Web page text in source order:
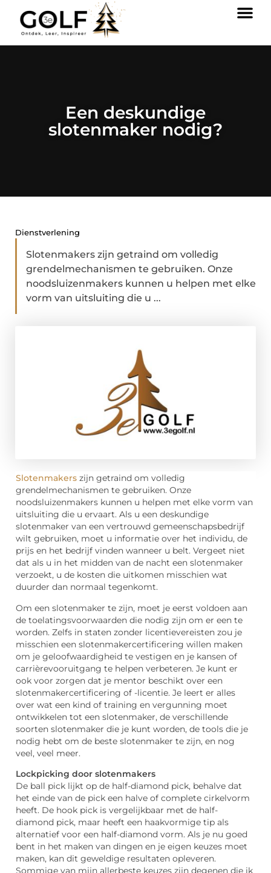
Een deskundige
slotenmaker nodig?
Dienstverlening
Slotenmakers zijn getraind om volledig
grendelmechanismen te gebruiken. Onze
noodsluizenmakers kunnen u helpen met elke
vorm van uitsluiting die u ...
Slotenmakers zijn getraind om volledig
grendelmechanismen te gebruiken. Onze
noodsluizenmakers kunnen u helpen met elke vorm van
uitsluiting die u ervaart. Als u een deskundige
slotenmaker van een vertrouwd gemeenschapsbedrijf
wilt gebruiken, moet u informatie over het individu, de
prijs en het bedrijf vinden wanneer u belt. Vergeet niet
dat als u in het midden van de nacht een slotenmaker
verzoekt, u de kosten die uitkomen misschien wat
duurder dan normaal tegenkomt.
Om een ​​slotenmaker te zijn, moet je eerst voldoen aan
de toelatingsvoorwaarden die nodig zijn om er een te
worden. Zelfs in staten zonder licentievereisten zou je
misschien een slotenmakercertificering willen maken
om je geloofwaardigheid te vestigen en je kansen of
carrièrevooruitgang te helpen verbeteren. Je kunt er
ook voor zorgen dat je mentor beschikt over een
slotenmakercertificering of -licentie. Je leert er alles
over wat een kind of training en vergunning moet
ontwikkelen tot een slotenmaker, de verschillende
soorten slotenmaker die je kunt worden, de tools die je
nodig hebt om de beste slotenmaker te zijn, en nog
veel, veel meer.
Lockpicking door slotenmakers
De ball pick lijkt op de half-diamond pick, behalve dat
het einde van de pick een halve of complete cirkelvorm
heeft. De hook pick is vergelijkbaar met de half-
diamond pick, maar heeft een haakvormige tip als
alternatief voor een half-diamond vorm. Als je nu goed
bent in het maken van dingen en je eigen keuzes moet
maken, kan dit geweldige resultaten opleveren.
Sommige van mijn allerbeste keuzes zijn degenen die ik